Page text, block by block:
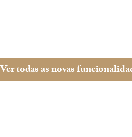
Ver todas as novas